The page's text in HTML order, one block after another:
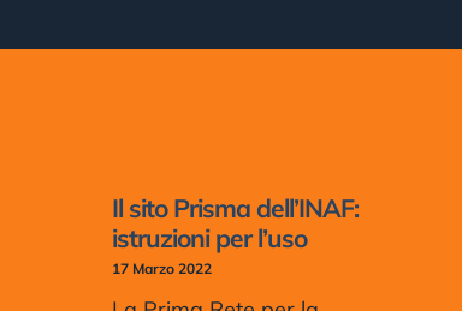
Il sito Prisma dell’INAF:
istruzioni per l’uso
17 Marzo 2022